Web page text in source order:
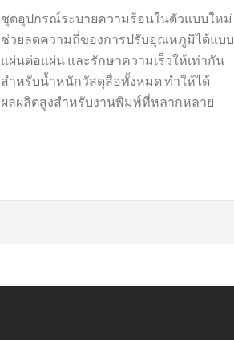
ชุดอุปกรณ์ระบายความร้อนในตัวแบบใหม่
ช่วยลดความถี่ของการปรับอุณหภูมิได้แบบ
แผ่นต่อแผ่น และรักษาความเร็วให้เท่ากัน
สำหรับน้ำหนักวัสดุสื่อทั้งหมด ทำให้ได้
ผลผลิตสูงสำหรับงานพิมพ์ที่หลากหลาย